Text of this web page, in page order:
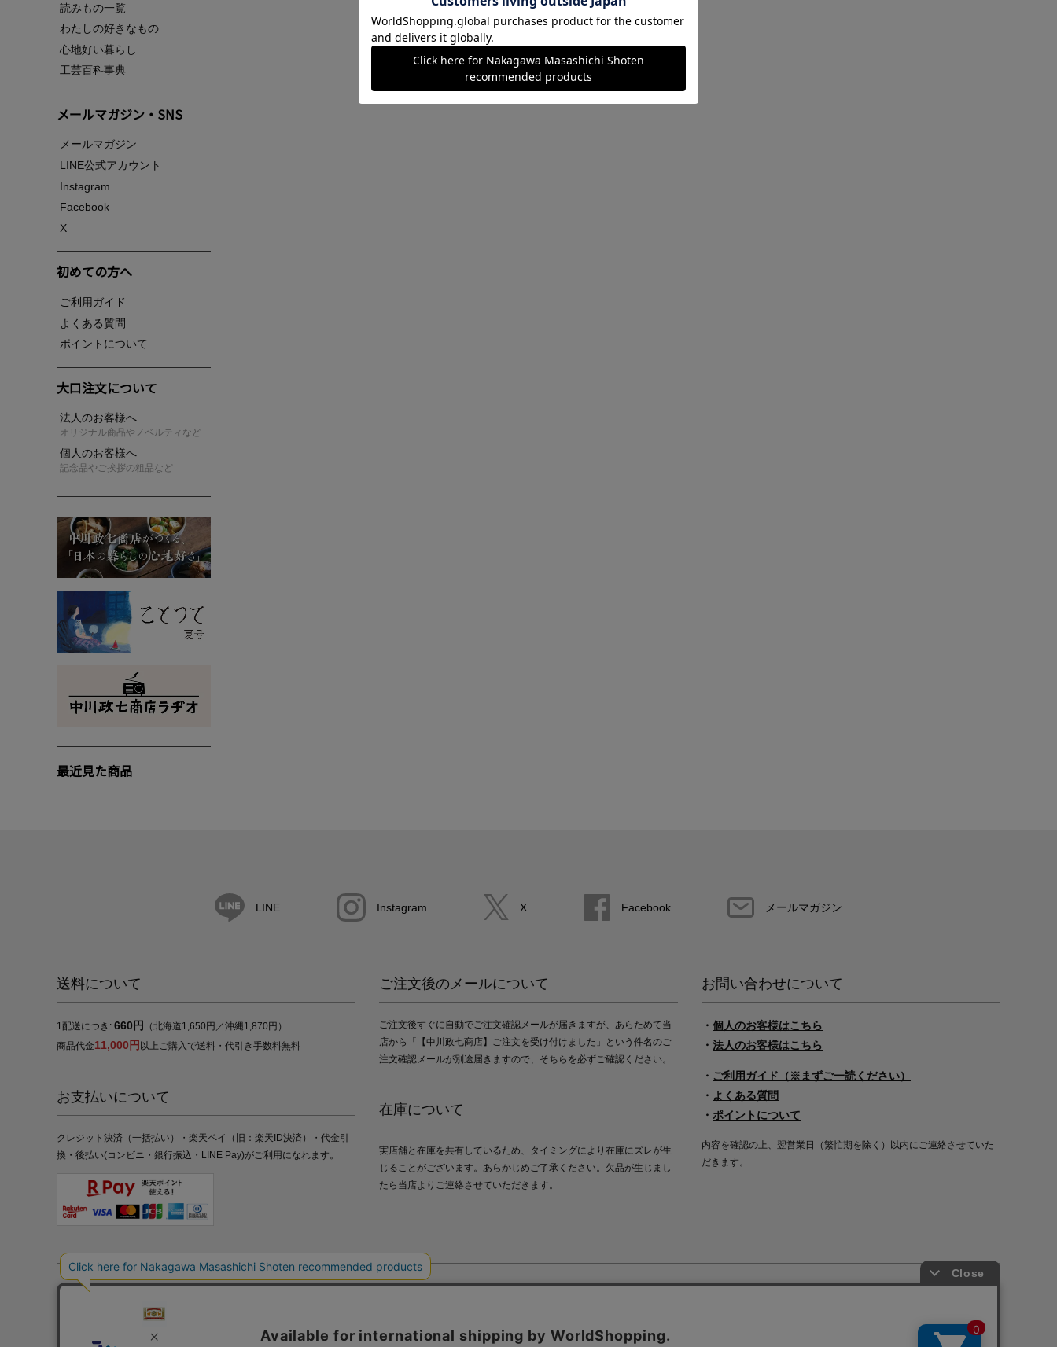
読みもの一覧
わたしの好きなもの
心地好い暮らし
工芸百科事典
メールマガジン・SNS
メールマガジン
LINE公式アカウント
Instagram
Facebook
X
初めての方へ
ご利用ガイド
よくある質問
ポイントについて
大口注文について
法人のお客様へ
オリジナル商品やノベルティなど
個人のお客様へ
記念品やご挨拶の粗品など
最近見た商品
LINE Instagram X Facebook メールマガジン
送料について
1配送につき: 660円
（北海道1,650円／沖縄1,870円）
商品代金11,000円 以上ご購入で送料・代引き手数料無料
お支払いについて
クレジット決済（一括払い）・楽天ペイ（旧：楽天ID決済）・代金引
換・後払い(コンビニ・銀行振込・LINE Pay)がご利用になれます。
ご注文後のメールについて
ご注文後すぐに自動でご注文確認メールが届きますが、あらためて当
店から「【中川政七商店】ご注文を受け付けました」という件名のご
注文確認メールが別途届きますので、そちらを必ずご確認ください。
在庫について
実店舗と在庫を共有しているため、タイミングにより在庫にズレが生
じることがございます。あらかじめご了承ください。欠品が生じまし
たら当店よりご連絡させていただきます。
お問い合わせについて
・ 個人のお客様はこちら
・ 法人のお客様はこちら
・ ご利用ガイド（※まずご一読ください）
・ よくある質問
・ ポイントについて
内容を確認の上、翌営業日（繁忙期を除く）以内にご連絡させていた
だきます。
プライバシーポリシー